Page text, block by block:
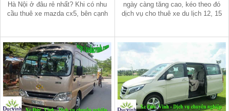
Hà Nội ở đâu rẻ nhất? Khi có nhu
cầu thuê xe mazda cx5, bên cạnh
ngày càng tăng cao, kéo theo đó
dịch vụ cho thuê xe du lịch 12, 15
xe uy tín, bạn cần có thời gian tì